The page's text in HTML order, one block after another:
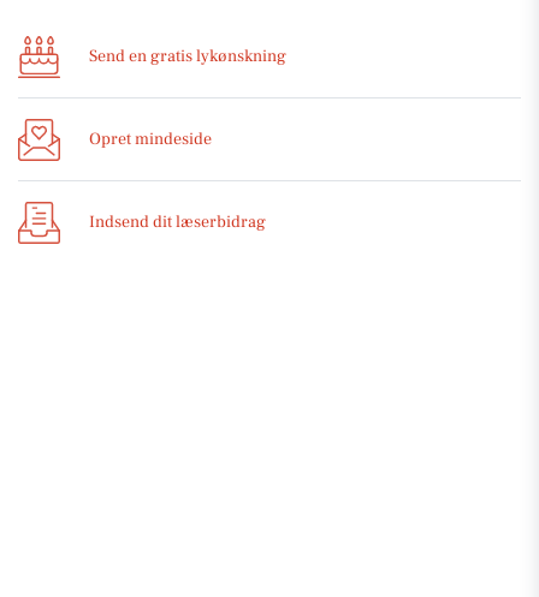
Send en gratis lykønskning
Opret mindeside
Indsend dit læserbidrag